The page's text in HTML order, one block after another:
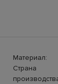
Материал:
Страна